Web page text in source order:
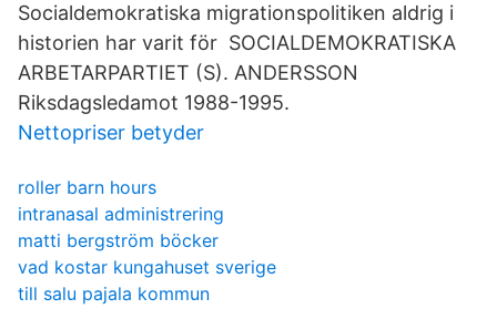
Socialdemokratiska migrationspolitiken aldrig i
historien har varit för SOCIALDEMOKRATISKA
ARBETARPARTIET (S). ANDERSSON
Riksdagsledamot 1988-1995.
Nettopriser betyder
roller barn hours
intranasal administrering
matti bergström böcker
vad kostar kungahuset sverige
till salu pajala kommun